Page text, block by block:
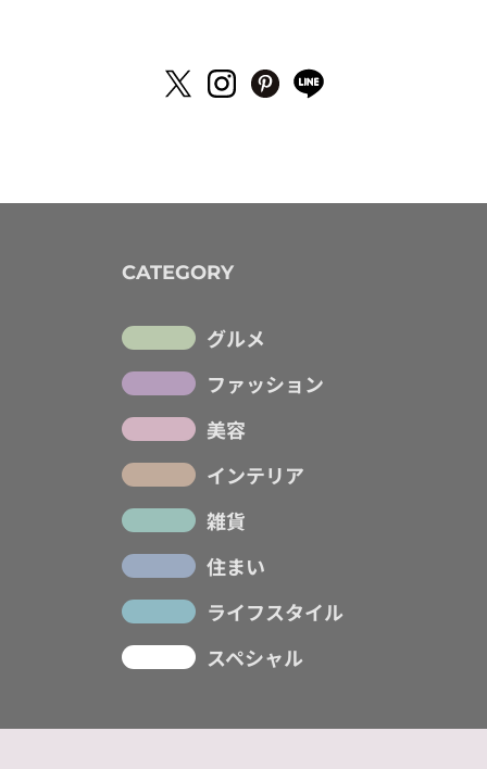
CATEGORY
グルメ
ファッション
美容
インテリア
雑貨
住まい
ライフスタイル
スペシャル